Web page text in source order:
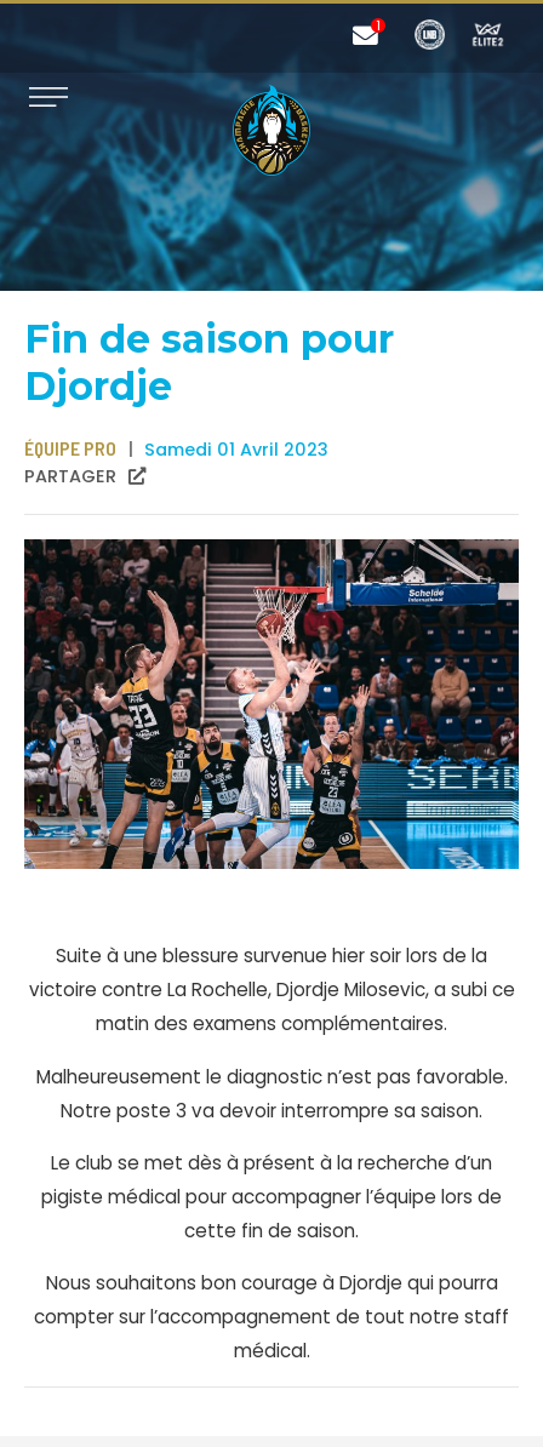
Fin de saison pour
Djordje
ÉQUIPE PRO
Samedi 01 Avril 2023
PARTAGER
Suite à une blessure survenue hier soir lors de la
victoire contre La Rochelle, Djordje Milosevic, a subi ce
matin des examens complémentaires.
Malheureusement le diagnostic n’est pas favorable.
Notre poste 3 va devoir interrompre sa saison.
Le club se met dès à présent à la recherche d’un
pigiste médical pour accompagner l’équipe lors de
cette fin de saison.
Nous souhaitons bon courage à Djordje qui pourra
compter sur l’accompagnement de tout notre staff
médical.